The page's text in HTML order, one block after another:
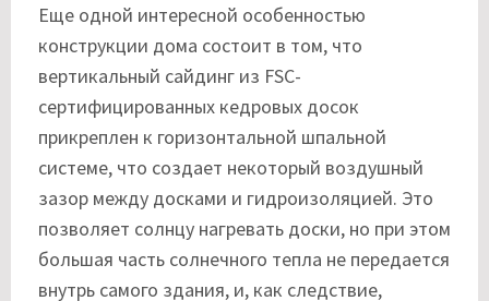
Еще одной интересной особенностью
конструкции дома состоит в том, что
вертикальный сайдинг из FSC-
сертифицированных кедровых досок
прикреплен к горизонтальной шпальной
системе, что создает некоторый воздушный
зазор между досками и гидроизоляцией. Это
позволяет солнцу нагревать доски, но при этом
большая часть солнечного тепла не передается
внутрь самого здания, и, как следствие,